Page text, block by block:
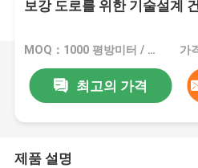
보강 도로를 위한 기술설계
MOQ：1000 평방미터 / 평방미터
최고의 가격
제품 설명